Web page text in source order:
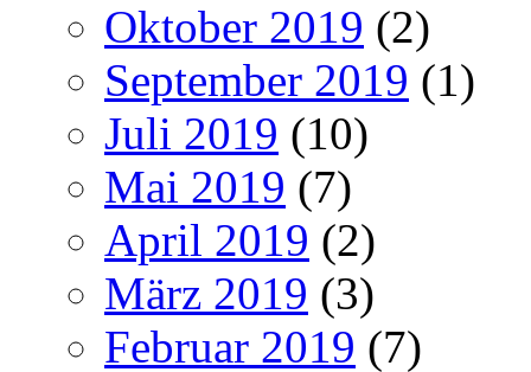
Oktober 2019 (2)
September 2019 (1)
Juli 2019 (10)
Mai 2019 (7)
April 2019 (2)
März 2019 (3)
Februar 2019 (7)